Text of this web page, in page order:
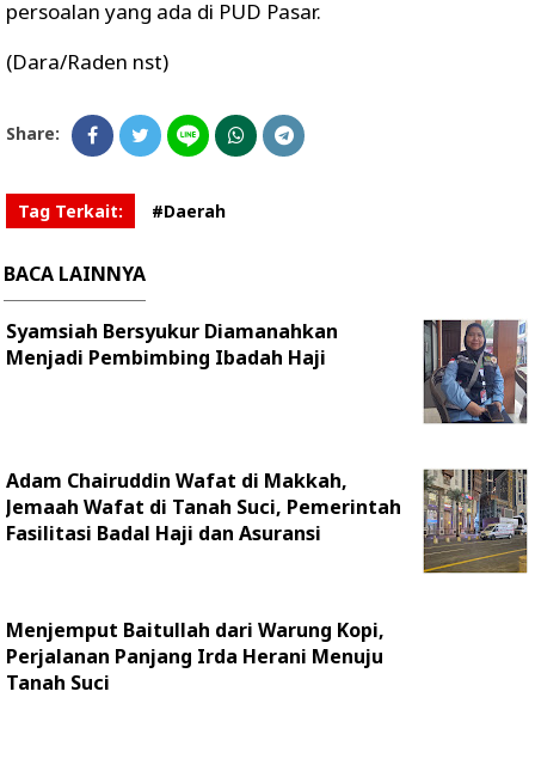
persoalan yang ada di PUD Pasar.
(Dara/Raden nst)
Share:
Tag Terkait: #Daerah
BACA LAINNYA
Syamsiah Bersyukur Diamanahkan
Menjadi Pembimbing Ibadah Haji
Adam Chairuddin Wafat di Makkah,
Jemaah Wafat di Tanah Suci, Pemerintah
Fasilitasi Badal Haji dan Asuransi
Menjemput Baitullah dari Warung Kopi,
Perjalanan Panjang Irda Herani Menuju
Tanah Suci